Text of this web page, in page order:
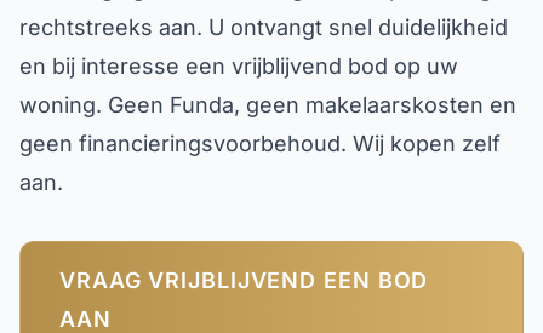
rechtstreeks aan. U ontvangt snel duidelijkheid
en bij interesse een vrijblijvend bod op uw
woning. Geen Funda, geen makelaarskosten en
geen financieringsvoorbehoud. Wij kopen zelf
aan.
VRAAG VRIJBLIJVEND EEN BOD
AAN